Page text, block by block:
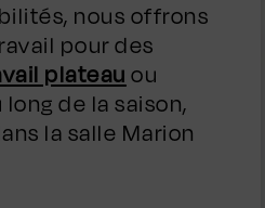
nous offrons
pour des
plateau ou
de la saison,
la salle Marion